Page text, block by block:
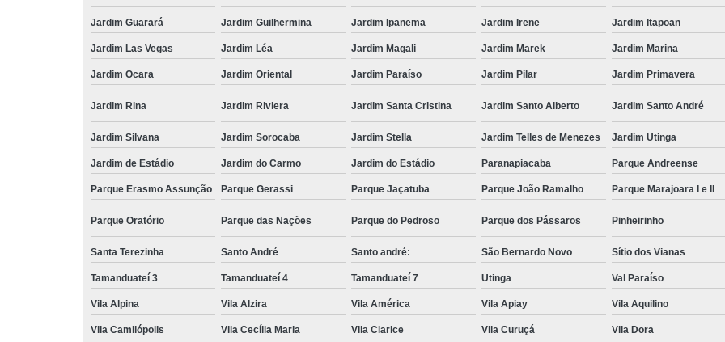
Jardim Guarará Jardim Guilhermina Jardim Ipanema Jardim Irene Jardim Itapoan
Jardim Las Vegas Jardim Léa Jardim Magali Jardim Marek Jardim Marina
Jardim Ocara Jardim Oriental Jardim Paraíso Jardim Pilar Jardim Primavera
Jardim Rina Jardim Riviera Jardim Santa Cristina Jardim Santo Alberto Jardim Santo André
Jardim Silvana Jardim Sorocaba Jardim Stella Jardim Telles de Menezes Jardim Utinga
Jardim de Estádio Jardim do Carmo Jardim do Estádio Paranapiacaba Parque Andreense
Parque Erasmo Assunção Parque Gerassi Parque Jaçatuba Parque João Ramalho Parque Marajoara I e II
Parque Oratório Parque das Nações Parque do Pedroso Parque dos Pássaros Pinheirinho
Santa Terezinha Santo André Santo andré: São Bernardo Novo Sítio dos Vianas
Tamanduateí 3 Tamanduateí 4 Tamanduateí 7 Utinga Val Paraíso
Vila Alpina Vila Alzira Vila América Vila Apiay Vila Aquilino
Vila Camilópolis Vila Cecília Maria Vila Clarice Vila Curuçá Vila Dora